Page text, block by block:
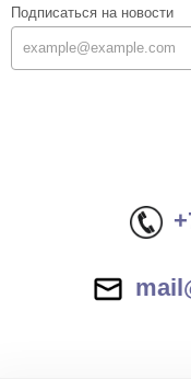
Подписаться на новости